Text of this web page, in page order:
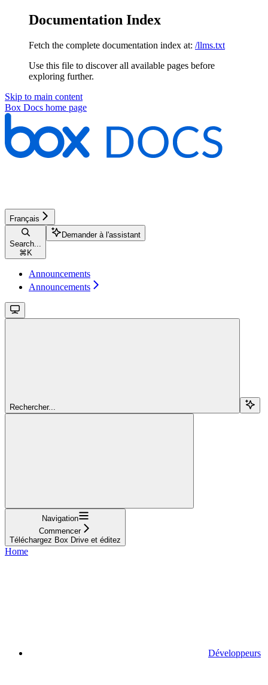
Documentation Index
Fetch the complete documentation index at: /llms.txt
Use this file to discover all available pages before
exploring further.
Skip to main content
Box Docs home page
Français
Search...
⌘ K
Demander à l'assistant
Announcements
Announcements
Rechercher...
Navigation
Commencer
Téléchargez Box Drive et éditez
Home
Développeurs